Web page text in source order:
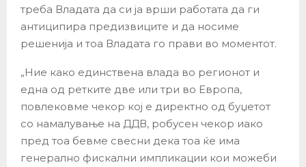
треба Владата да си ја врши работата да ги
антиципира предизвиците и да носиме
решенија и тоа Владата го прави во моментот.
„Ние како единствена влада во регионот и
една од ретките две или три во Европа,
повлековме чекор кој е директно од буџетот
со намалување на ДДВ, робусен чекор иако
пред тоа бевме свесни дека тоа ќе има
генерално фискални импликации кои можеби